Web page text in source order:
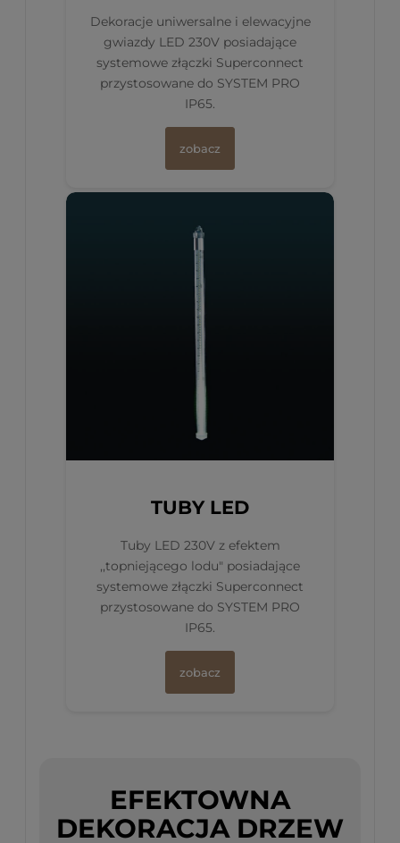
Dekoracje uniwersalne i elewacyjne
gwiazdy LED 230V posiadające
systemowe złączki Superconnect
przystosowane do SYSTEM PRO
IP65.
zobacz
TUBY LED
Tuby LED 230V z efektem
,,topniejącego lodu" posiadające
systemowe złączki Superconnect
przystosowane do SYSTEM PRO
IP65.
zobacz
EFEKTOWNA
DEKORACJA DRZEW